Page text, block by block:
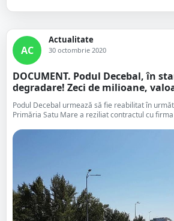
AC
Actualitate
30 octombrie 2020
DOCUMENT. Podul Decebal, în
degradare! Zeci de milioane,
Podul Decebal urmează să fie reabilitat în
Primăria Satu Mare a reziliat contractul cu